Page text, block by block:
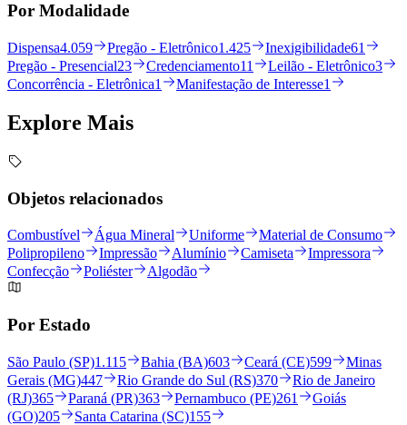
Por Modalidade
Dispensa4.059 Pregão - Eletrônico1.425 Inexigibilidade61
Pregão - Presencial23 Credenciamento11 Leilão - Eletrônico3
Concorrência - Eletrônica1 Manifestação de Interesse1
Explore Mais
Objetos relacionados
Combustível Água Mineral Uniforme
Material de Consumo
Polipropileno
Impressão Alumínio Camiseta
Impressora
Confecção
Poliéster Algodão
Por Estado
São Paulo (SP)1.115 Bahia (BA)603 Ceará (CE)599
Minas
Gerais (MG)447 Rio Grande do Sul (RS)370
Rio de Janeiro
(RJ)365 Paraná (PR)363 Pernambuco (PE)261
Goiás
(GO)205 Santa Catarina (SC)155